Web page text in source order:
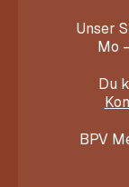
Unser
Mo
Du
BPV